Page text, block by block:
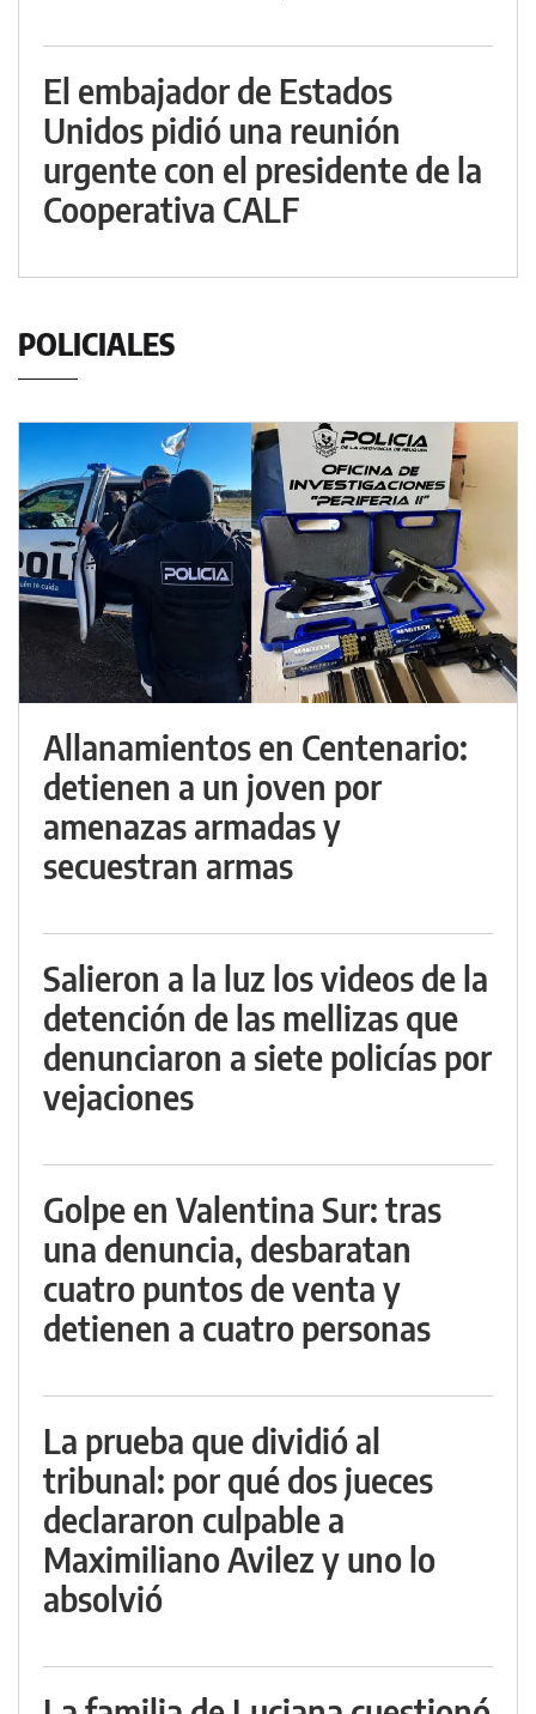
El embajador de Estados
Unidos pidió una reunión
urgente con el presidente de la
Cooperativa CALF
POLICIALES
Allanamientos en Centenario:
detienen a un joven por
amenazas armadas y
secuestran armas
Salieron a la luz los videos de la
detención de las mellizas que
denunciaron a siete policías por
vejaciones
Golpe en Valentina Sur: tras
una denuncia, desbaratan
cuatro puntos de venta y
detienen a cuatro personas
La prueba que dividió al
tribunal: por qué dos jueces
declararon culpable a
Maximiliano Avilez y uno lo
absolvió